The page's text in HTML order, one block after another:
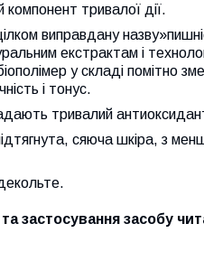
компонент тривалої дії.
виправдану
екстрактам і
у складі помітно
і тонус.
тривалий
сяюча шкіра, з
застосування засобу